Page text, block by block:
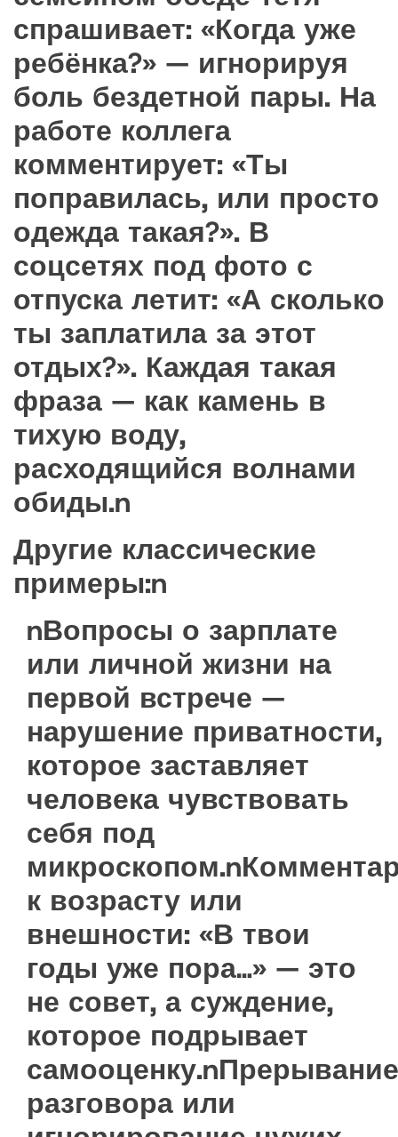
спрашивает: «Когда уже
ребёнка?» — игнорируя
боль бездетной пары. На
работе коллега
комментирует: «Ты
поправилась, или просто
одежда такая?». В
соцсетях под фото с
отпуска летит: «А сколько
ты заплатила за этот
отдых?». Каждая такая
фраза — как камень в
тихую воду,
расходящийся волнами
обиды.n
Другие классические
примеры:n
nВопросы о зарплате
или личной жизни на
первой встрече —
нарушение приватности,
которое заставляет
человека чувствовать
себя под
к возрасту или
внешности: «В твои
годы уже пора…» — это
не совет, а суждение,
которое подрывает
самооценку.nПрерывание
разговора или